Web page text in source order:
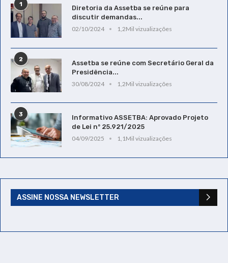
1
Diretoria da Assetba se reúne para
discutir demandas...
02/10/2024
1,2Mil vizualizações
2
Assetba se reúne com Secretário Geral da
Presidência...
30/08/2024
1,2Mil vizualizações
3
Informativo ASSETBA: Aprovado Projeto
de Lei nº 25.921/2025
04/09/2025
1,1Mil vizualizações
ASSINE NOSSA NEWSLETTER